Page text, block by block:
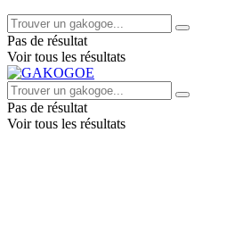
Pas de résultat
Voir tous les résultats
Pas de résultat
Voir tous les résultats